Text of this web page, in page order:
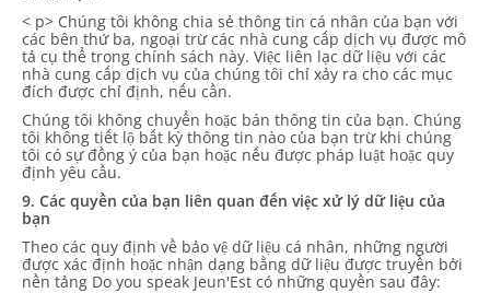
< p> Chúng tôi không chia sẻ thông tin cá nhân của bạn với
các bên thứ ba, ngoại trừ các nhà cung cấp dịch vụ được mô
tả cụ thể trong chính sách này. Việc liên lạc dữ liệu với các
nhà cung cấp dịch vụ của chúng tôi chỉ xảy ra cho các mục
đích được chỉ định, nếu cần.
Chúng tôi không chuyển hoặc bán thông tin của bạn. Chúng
tôi không tiết lộ bất kỳ thông tin nào của bạn trừ khi chúng
tôi có sự đồng ý của bạn hoặc nếu được pháp luật hoặc quy
định yêu cầu.
9. Các quyền của bạn liên quan đến việc xử lý dữ liệu của
bạn
Theo các quy định về bảo vệ dữ liệu cá nhân, những người
được xác định hoặc nhận dạng bằng dữ liệu được truyền bởi
nền tảng Do you speak Jeun'Est có những quyền sau đây: